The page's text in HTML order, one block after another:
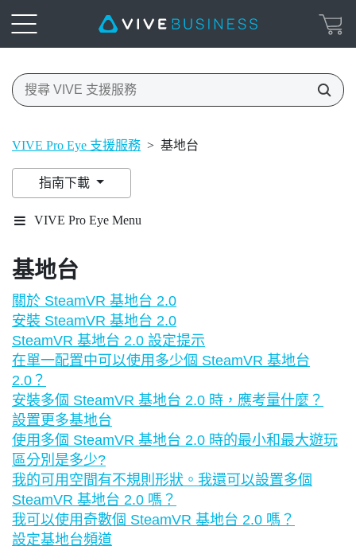
VIVE Pro Eye 支援服務 > 基地台
指南下載
VIVE Pro Eye Menu
基地台
關於 SteamVR 基地台 2.0
安裝 SteamVR 基地台 2.0
SteamVR 基地台 2.0 設定提示
在單一配置中可以使用多少個 SteamVR 基地台
2.0？
安裝多個 SteamVR 基地台 2.0 時，應考量什麼？
設置更多基地台
使用多個 SteamVR 基地台 2.0 時的最小和最大遊玩
區分別是多少?
我的可用空間有不規則形狀。我還可以設置多個
SteamVR 基地台 2.0 嗎？
我可以使用奇數個 SteamVR 基地台 2.0 嗎？
設定基地台頻道